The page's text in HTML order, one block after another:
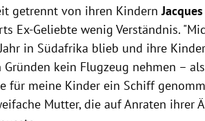
getrennt von ihren KindernJacques
Ex-Geliebte wenig Verständnis.
in Südafrika blieb und ihre
kein Flugzeug nehmen –
für meine Kinder ein Schiff
Mutter, die auf Anraten ihrer